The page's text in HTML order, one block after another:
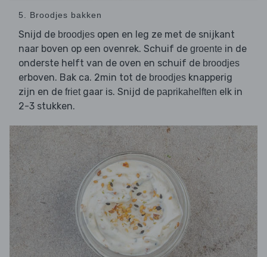
5. Broodjes bakken
Snijd de broodjes open en leg ze met de snijkant
naar boven op een ovenrek. Schuif de groente in de
onderste helft van de oven en schuif de broodjes
erboven. Bak ca. 2min tot de broodjes knapperig
zijn en de frietgaar is. Snijd de paprikahelften elk in
2-3 stukken.